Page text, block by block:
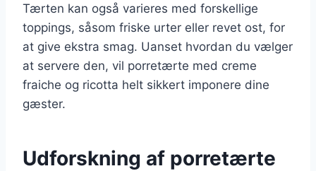
Tærten kan også varieres med forskellige
toppings, såsom friske urter eller revet ost, for
at give ekstra smag. Uanset hvordan du vælger
at servere den, vil porretærte med creme
fraiche og ricotta helt sikkert imponere dine
gæster.
Udforskning af porretærte